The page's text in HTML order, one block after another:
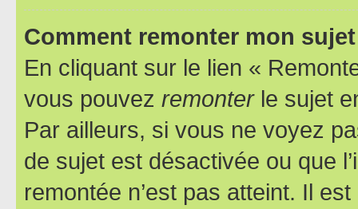
Comment remonter mon
En cliquant sur le lien «
vous pouvez remonterle sujet
Par ailleurs, si vous ne voyez
de sujet est désactivée ou que
remontée n’est pas atteint. Il